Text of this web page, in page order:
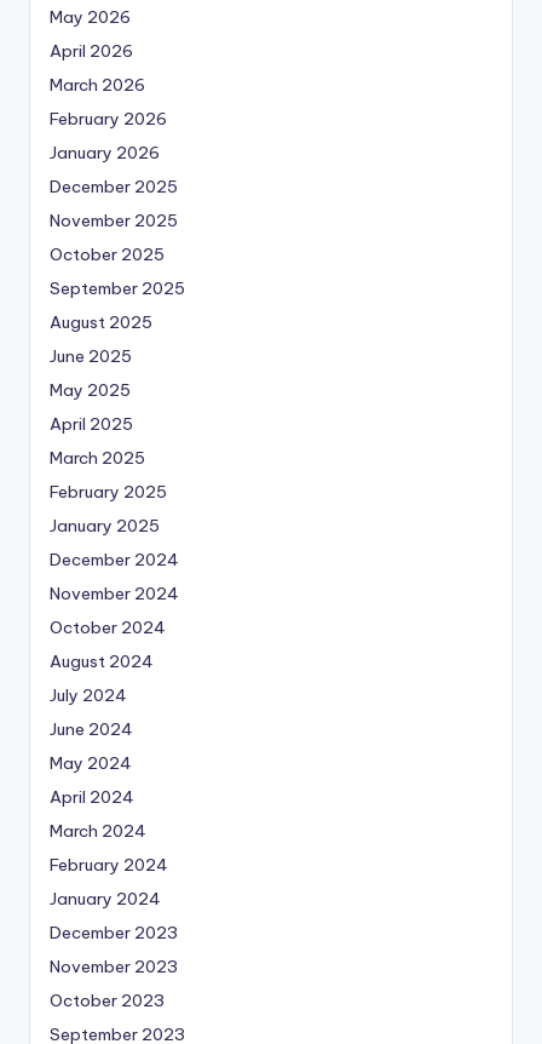
May 2026
April 2026
March 2026
February 2026
January 2026
December 2025
November 2025
October 2025
September 2025
August 2025
June 2025
May 2025
April 2025
March 2025
February 2025
January 2025
December 2024
November 2024
October 2024
August 2024
July 2024
June 2024
May 2024
April 2024
March 2024
February 2024
January 2024
December 2023
November 2023
October 2023
September 2023